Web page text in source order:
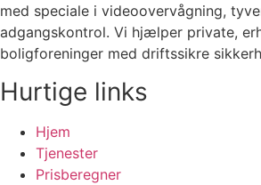
med speciale i videoovervågning,
adgangskontrol. Vi hjælper private,
boligforeninger med driftssikre
Hurtige links
Hjem
Tjenester
Prisberegner